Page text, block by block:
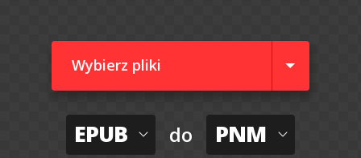
Wybierz pliki
EPUB do PNM